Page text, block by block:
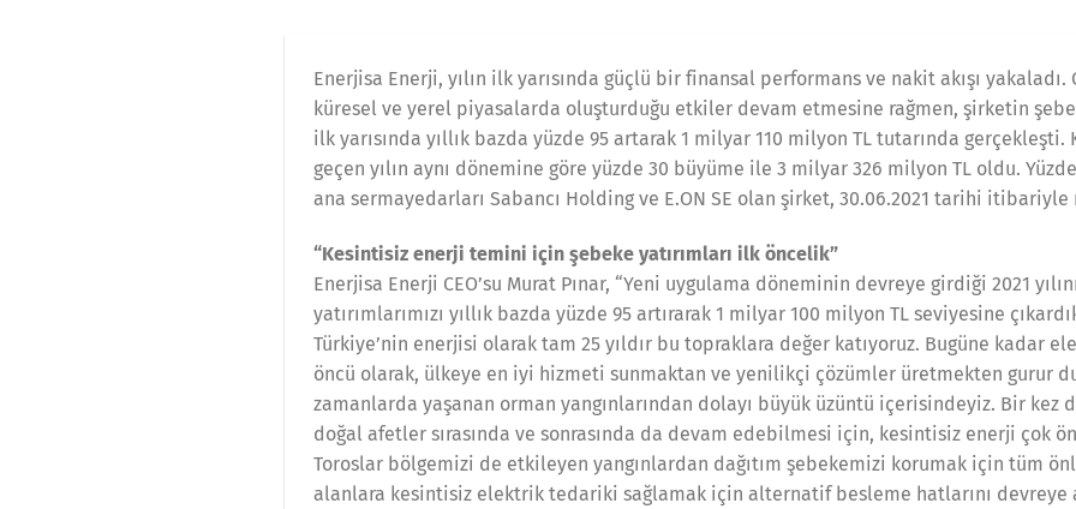
Enerjisa Enerji, yılın ilk yarısında güçlü bir finansal performans ve nakit akışı
küresel ve yerel piyasalarda oluşturduğu etkiler devam etmesine rağmen, şirketin
ilk yarısında yıllık bazda yüzde 95 artarak 1 milyar 110 milyon TL tutarında
geçen yılın aynı dönemine göre yüzde 30 büyüme ile 3 milyar 326 milyon TL oldu.
ana sermayedarları Sabancı Holding ve E.ON SE olan şirket, 30.06.2021 tarihi itibariyle
“Kesintisiz enerji temini için şebeke yatırımları ilk öncelik”
Enerjisa Enerji CEO’su Murat Pınar, “Yeni uygulama döneminin devreye girdiği 2021
yatırımlarımızı yıllık bazda yüzde 95 artırarak 1 milyar 100 milyon TL seviyesine
Türkiye’nin enerjisi olarak tam 25 yıldır bu topraklara değer katıyoruz. Bugüne kadar
öncü olarak, ülkeye en iyi hizmeti sunmaktan ve yenilikçi çözümler üretmekten gurur
zamanlarda yaşanan orman yangınlarından dolayı büyük üzüntü içerisindeyiz. Bir kez
doğal afetler sırasında ve sonrasında da devam edebilmesi için, kesintisiz enerji çok
Toroslar bölgemizi de etkileyen yangınlardan dağıtım şebekemizi korumak için tüm
alanlara kesintisiz elektrik tedariki sağlamak için alternatif besleme hatlarını devreye